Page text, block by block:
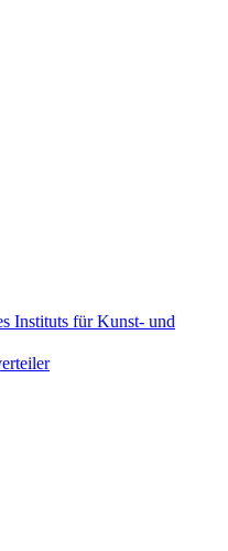
Instituts für Kunst- und